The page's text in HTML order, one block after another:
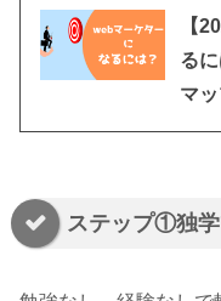
【
る
マ
ステップ①独